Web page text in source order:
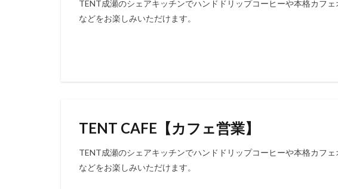
TENT成瀬のシェアキッチンでハンドドリップコーヒーや本格カフ
などをお楽しみいただけます。
TENT CAFE【カフェ営業】
TENT成瀬のシェアキッチンでハンドドリップコーヒーや本格カフ
などをお楽しみいただけます。